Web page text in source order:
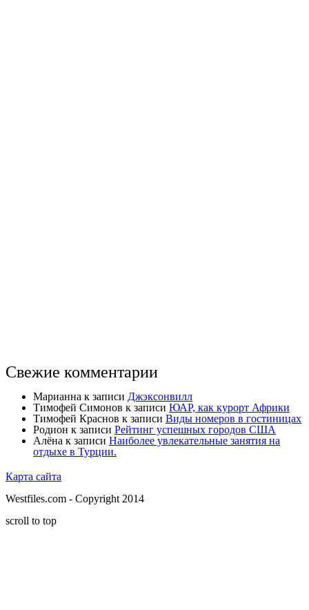
Свежие комментарии
Марианна к записи Джэксонвилл
Тимофей Симонов к записи ЮАР, как курорт Африки
Тимофей Краснов к записи Виды номеров в гостиницах
Родион к записи Рейтинг успешных городов США
Алёна к записи Наиболее увлекательные занятия на
отдыхе в Турции.
Карта сайта
Westfiles.com - Copyright 2014
scroll to top